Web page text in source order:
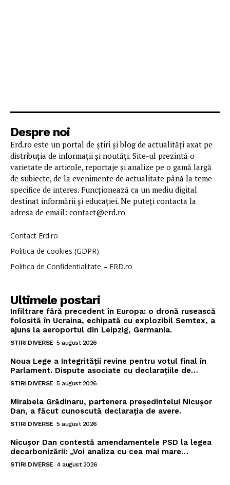
Despre noi
Erd.ro este un portal de știri și blog de actualități axat pe
distribuția de informații și noutăți. Site-ul prezintă o
varietate de articole, reportaje și analize pe o gamă largă
de subiecte, de la evenimente de actualitate până la teme
specifice de interes. Funcționează ca un mediu digital
destinat informării și educației. Ne puteți contacta la
adresa de email: contact@erd.ro
Contact Erd.ro
Politica de cookies (GDPR)
Politica de Confidentialitate – ERD.ro
Ultimele postari
Infiltrare fără precedent în Europa: o dronă rusească
folosită în Ucraina, echipată cu explozibil Semtex, a
ajuns la aeroportul din Leipzig, Germania.
STIRI DIVERSE 5 august 2026
Noua Lege a Integrității revine pentru votul final în
Parlament. Dispute asociate cu declarațiile de…
STIRI DIVERSE 5 august 2026
Mirabela Grădinaru, partenera președintelui Nicușor
Dan, a făcut cunoscută declarația de avere.
STIRI DIVERSE 5 august 2026
Nicușor Dan contestă amendamentele PSD la legea
decarbonizării: „Voi analiza cu cea mai mare…
STIRI DIVERSE 4 august 2026